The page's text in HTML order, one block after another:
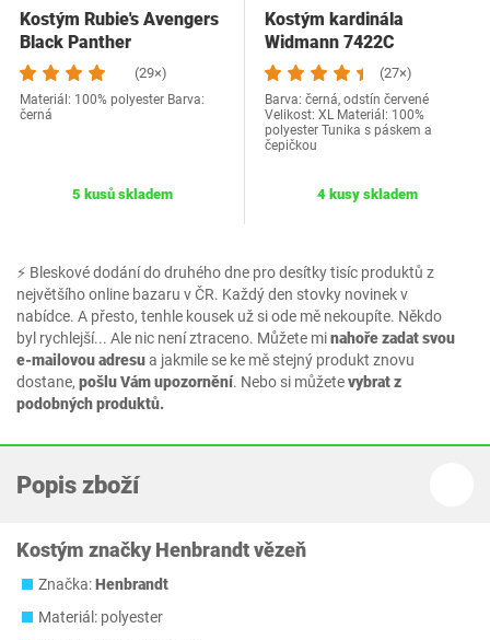
⚡ Bleskové dodání do druhého dne pro desítky tisíc produktů z
největšího online bazaru v ČR. Každý den stovky novinek v
nabídce. A přesto, tenhle kousek už si ode mě nekoupíte. Někdo
byl rychlejší... Ale nic není ztraceno. Můžete minahoře zadat svou
e-mailovou adresua jakmile se ke mě stejný produkt znovu
dostane, pošlu Vám upozornění. Nebo si můžetevybrat z
podobných produktů.
Kostým Rubie's Avengers
Black Panther
(29×)
Materiál: 100% polyester Barva:
černá
5 kusů skladem
Kostým kardinála
Widmann 7422C
(27×)
Barva: černá, odstín červené
Velikost: XL Materiál: 100%
polyester Tunika s páskem a
čepičkou
4 kusy skladem
Popis zboží
Kostým značky Henbrandt vězeň
Značka:Henbrandt
Materiál: polyester